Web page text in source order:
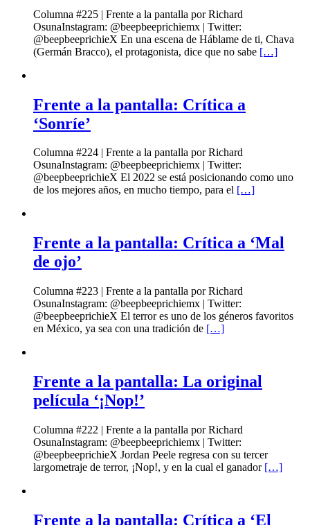
Columna #225 | Frente a la pantalla por Richard
OsunaInstagram: @beepbeeprichiemx | Twitter:
@beepbeeprichieX En una escena de Háblame de ti, Chava
(Germán Bracco), el protagonista, dice que no sabe […]
Frente a la pantalla: Crítica a
‘Sonríe’
Columna #224 | Frente a la pantalla por Richard
OsunaInstagram: @beepbeeprichiemx | Twitter:
@beepbeeprichieX El 2022 se está posicionando como uno
de los mejores años, en mucho tiempo, para el […]
Frente a la pantalla: Crítica a ‘Mal
de ojo’
Columna #223 | Frente a la pantalla por Richard
OsunaInstagram: @beepbeeprichiemx | Twitter:
@beepbeeprichieX El terror es uno de los géneros favoritos
en México, ya sea con una tradición de […]
Frente a la pantalla: La original
película ‘¡Nop!’
Columna #222 | Frente a la pantalla por Richard
OsunaInstagram: @beepbeeprichiemx | Twitter:
@beepbeeprichieX Jordan Peele regresa con su tercer
largometraje de terror, ¡Nop!, y en la cual el ganador […]
Frente a la pantalla: Crítica a ‘El